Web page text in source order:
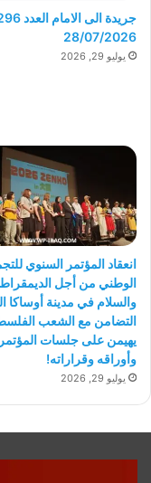
28/07/2026
يوليو 29, 2026
انعقاد المؤتمر السنوي
الوطني من أجل
والسلام في مدينة أوساكا
التضامن مع الشعب
يهيمن على جلسات المؤتمر
وأوراقه وقراراته!
يوليو 29, 2026